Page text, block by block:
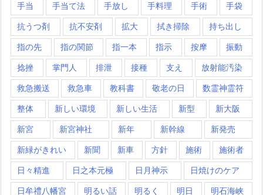
手当 手当て法 手放し 手料理 手術 手袋
抗うつ剤 抗不安剤 拡大 拭き掃除 持ち出し
指の先 指の関節 指一本 指示 按摩 振動
捻挫 掌門人 排泄 接種 支え 放射能汚染
救急搬送 救急車 教科書 敬老の日 数霊神霊符
整体 新しい環境 新しい生活 新型 新大阪
新宮 新宮神社 新年 新幹線 新発売
新緑がきれい 新聞 新車 方針 施術 施術者
日々精進 日之本元極 日月神示 日焼けのケア
日牟禮八幡宮 明るい話 明るく 明日 明石海峡